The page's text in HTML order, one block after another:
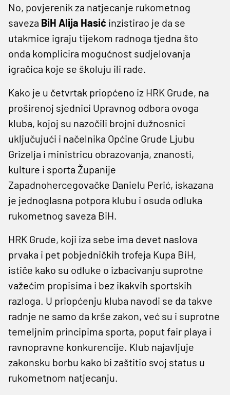
No, povjerenik za natjecanje rukometnog
saveza BiH Alija Hasić inzistirao je da se
utakmice igraju tijekom radnoga tjedna što
onda komplicira mogućnost sudjelovanja
igračica koje se školuju ili rade.
Kako je u četvrtak priopćeno iz HRK Grude, na
proširenoj sjednici Upravnog odbora ovoga
kluba, kojoj su nazočili brojni dužnosnici
uključujući i načelnika Općine Grude Ljubu
Grizelja i ministricu obrazovanja, znanosti,
kulture i sporta Županije
Zapadnohercegovačke Danielu Perić, iskazana
je jednoglasna potpora klubu i osuda odluka
rukometnog saveza BiH.
HRK Grude, koji iza sebe ima devet naslova
prvaka i pet pobjedničkih trofeja Kupa BiH,
ističe kako su odluke o izbacivanju suprotne
važećim propisima i bez ikakvih sportskih
razloga. U priopćenju kluba navodi se da takve
radnje ne samo da krše zakon, već su i suprotne
temeljnim principima sporta, poput fair playa i
ravnopravne konkurencije. Klub najavljuje
zakonsku borbu kako bi zaštitio svoj status u
rukometnom natjecanju.